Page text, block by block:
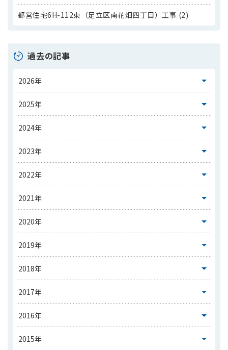
都営住宅6H-112東（足立区南花畑四丁目）工事 (2)
過去の記事